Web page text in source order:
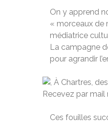
On y apprend
« morceaux de
médiatrice
La campagne
pour agrandir
Recevez par
Ces fouilles